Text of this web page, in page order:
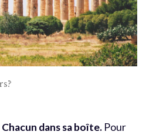
Chacun dans sa boîte. Pour